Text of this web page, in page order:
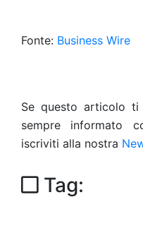
Fonte: Business Wire
Se questo articolo
sempre informato
iscriviti alla nostra
Tag: